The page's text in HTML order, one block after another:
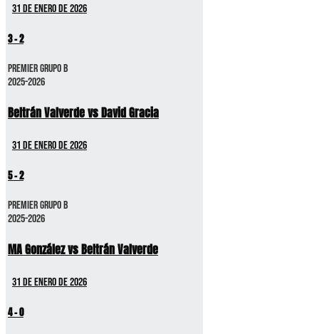
31 de enero de 2026
3-2
Premier GRUPO B
2025-2026
Beltrán Valverde vs David Gracia
31 de enero de 2026
5-2
Premier GRUPO B
2025-2026
MA González vs Beltrán Valverde
31 de enero de 2026
4-0